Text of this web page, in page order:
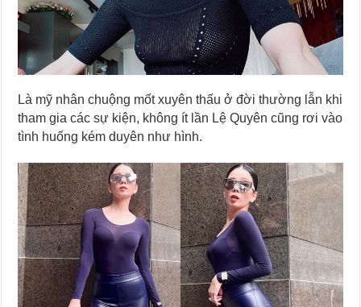
Là mỹ nhân chuộng mốt xuyên thấu ở đời thường lẫn khi
tham gia các sự kiện, không ít lần Lệ Quyên cũng rơi vào
tình huống kém duyên như hình.